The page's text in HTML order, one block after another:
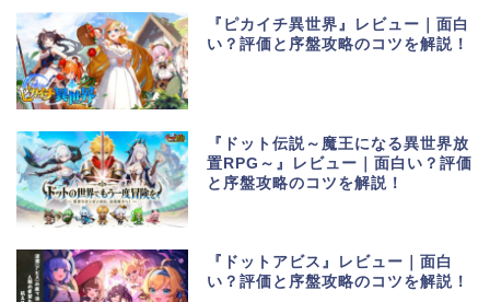
『ピカイチ異世界』レビュー｜面白
い？評価と序盤攻略のコツを解説！
『ドット伝説～魔王になる異世界放
置RPG～』レビュー｜面白い？評価
と序盤攻略のコツを解説！
『ドットアビス』レビュー｜面白
い？評価と序盤攻略のコツを解説！